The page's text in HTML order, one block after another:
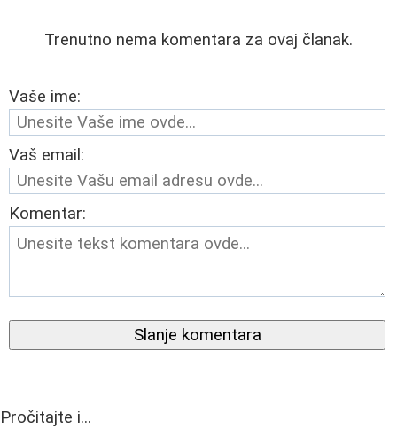
Trenutno nema komentara za ovaj članak.
Vaše ime:
Vaš email:
Komentar:
Slanje komentara
Pročitajte i...